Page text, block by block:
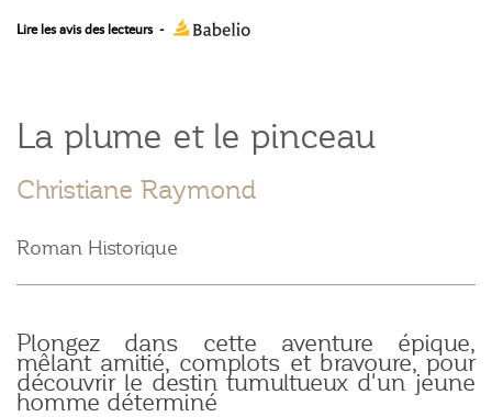
Lire les avis des lecteurs -
La plume et le pinceau
Christiane Raymond
Roman Historique
Plongez dans cette aventure épique,
mêlant amitié, complots et bravoure, pour
découvrir le destin tumultueux d'un jeune
homme déterminé